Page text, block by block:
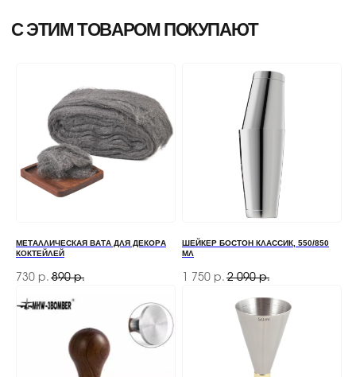
МЕТАЛЛИЧЕСКАЯ ВАТА ДЛЯ ДЕКОРА
КОКТЕЙЛЕЙ
730 р. 890 р.
ШЕЙКЕР БОСТОН КЛАССИК, 550/850
МЛ
1 750 р. 2 090 р.